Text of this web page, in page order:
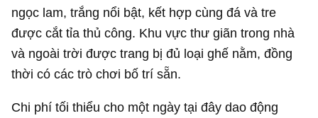
ngọc lam, trắng nổi bật, kết hợp cùng đá và tre
được cắt tỉa thủ công. Khu vực thư giãn trong nhà
và ngoài trời được trang bị đủ loại ghế nằm, đồng
thời có các trò chơi bố trí sẵn.
Chi phí tối thiểu cho một ngày tại đây dao động